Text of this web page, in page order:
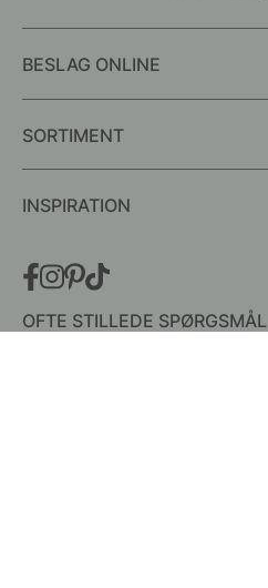
BESLAG ONLINE
SORTIMENT
INSPIRATION
OFTE STILLEDE SPØRGSMÅL